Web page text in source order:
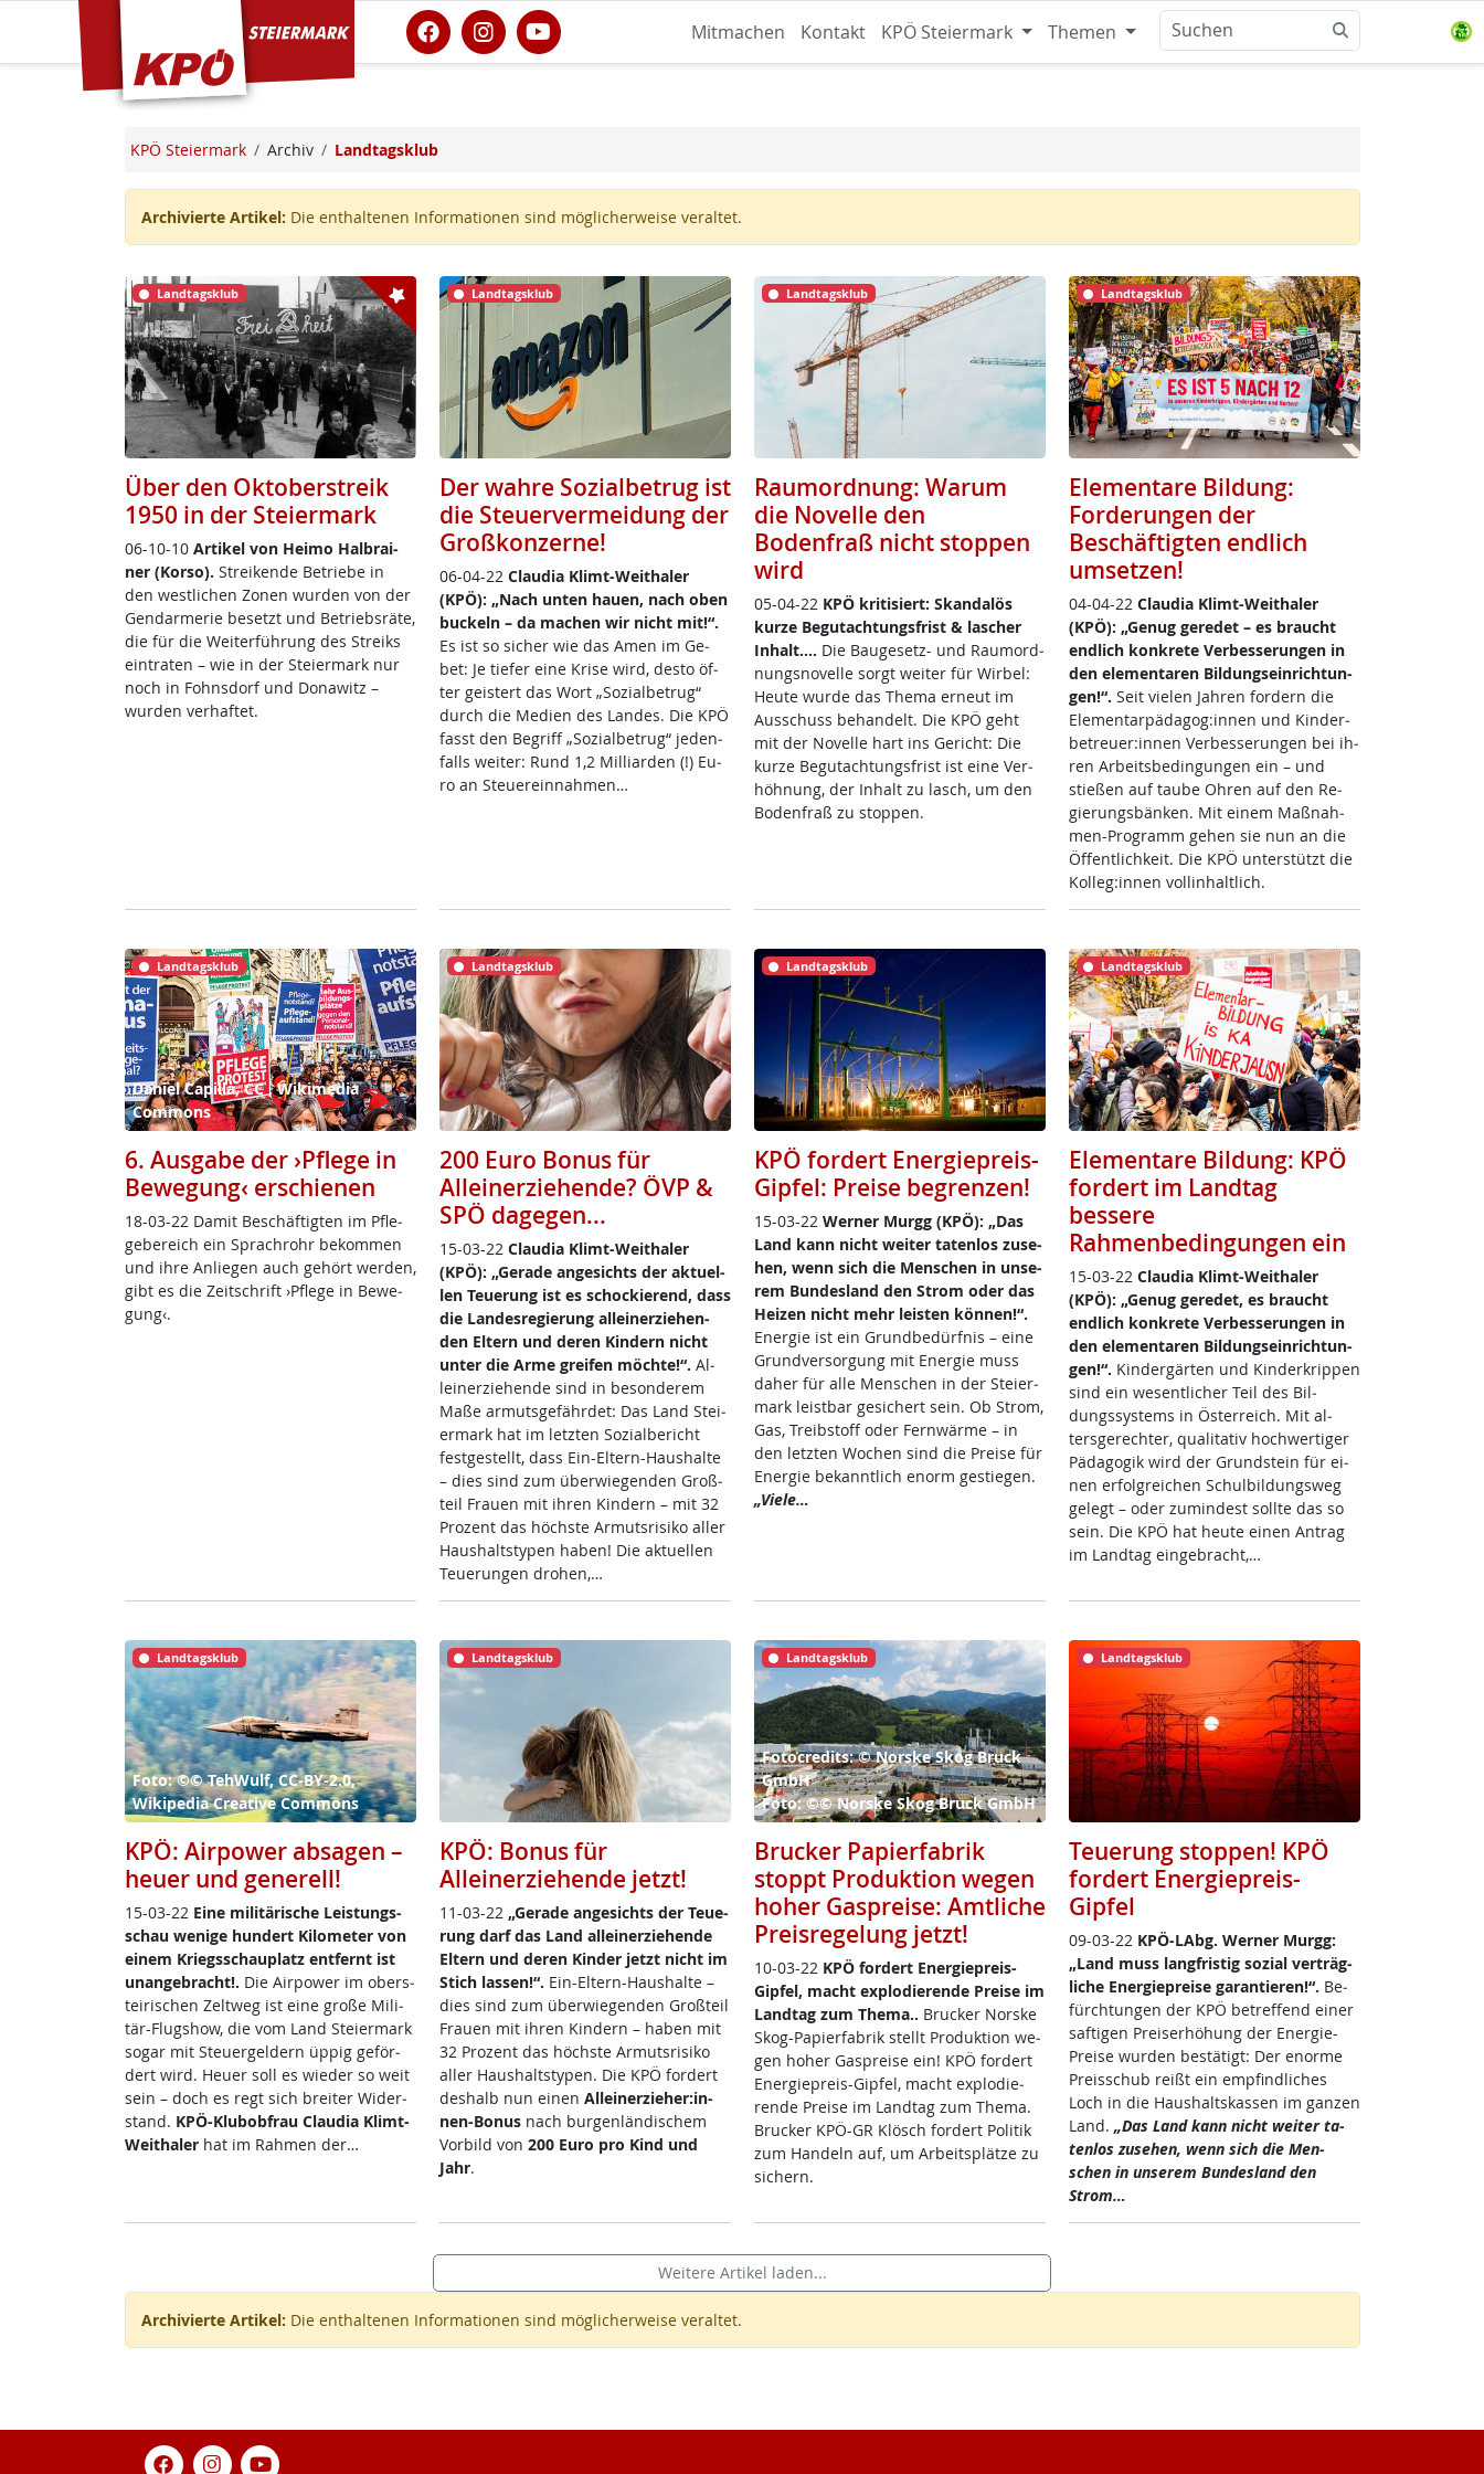
KPÖ Steiermark Mitmachen Kontakt KPÖ Steiermark Themen
KPÖ Steiermark Archiv Landtagsklub
Archivierte Artikel: Die enthaltenen Informationen sind möglicherweise veraltet.
Landtagsklub
Über den Oktoberstreik
1950 in der Steiermark
06-10-10 Ar­ti­kel von Hei­mo Hal­brai­
ner (Kor­so). St­rei­ken­de Be­trie­be in
den west­li­chen Zo­nen wur­den von der
Gen­dar­me­rie be­setzt und Be­triebs­rä­te,
die für die Wei­ter­füh­rung des St­reiks
ein­t­ra­ten – wie in der Stei­er­mark nur
noch in Fohns­dorf und Do­na­witz –
wur­den ver­haf­tet.
Landtagsklub
Der wahre Sozialbetrug ist
die Steuervermeidung der
Großkonzerne!
06-04-22 Clau­dia Klimt-Weitha­ler
(KPÖ): „Nach un­ten hau­en, nach oben
bu­ckeln – da ma­chen wir nicht mit!“.
Es ist so si­cher wie das Amen im Ge­
bet: Je tie­fer ei­ne Kri­se wird, des­to öf­
ter geis­tert das Wort „So­zial­be­tru­g“
durch die Me­di­en des Lan­des. Die KPÖ
fasst den Be­griff „So­zial­be­tru­g“ je­den­
falls wei­ter: Rund 1,2 Mil­li­ar­den (!) Eu­
ro an Steuer­ein­nah­men…
Landtagsklub
Raumordnung: Warum
die Novelle den
Bodenfraß nicht stoppen
wird
05-04-22 KPÖ kri­ti­siert: Skan­da­lös
kur­ze Be­gu­t­ach­tungs­frist & la­scher
In­halt.... Die Bau­ge­setz- und Rau­m­ord­
nungs­no­vel­le sorgt wei­ter für Wir­bel:
Heu­te wur­de das The­ma er­neut im
Aus­schuss be­han­delt. Die KPÖ geht
mit der No­vel­le hart ins Ge­richt: Die
kur­ze Be­gu­t­ach­tungs­frist ist ei­ne Ver­
höh­nung, der In­halt zu lasch, um den
Bo­den­fraß zu stop­pen.
Landtagsklub
Elementare Bildung:
Forderungen der
Beschäftigten endlich
umsetzen!
04-04-22 Clau­dia Klimt-Weitha­ler
(KPÖ): „Ge­nug ge­re­det – es braucht
end­lich kon­k­re­te Ver­bes­se­run­gen in
den ele­men­ta­ren Bil­dung­s­ein­rich­tun­
gen!“. Seit vie­len Jah­ren for­dern die
Ele­men­tar­päda­gog:in­nen und Kin­der­
be­t­reu­er:in­nen Ver­bes­se­run­gen bei ih­
ren Ar­beits­be­din­gun­gen ein – und
stie­ßen auf tau­be Oh­ren auf den Re­
gie­rungs­bän­k­en. Mit ei­nem Maß­nah­
men-Pro­gramm ge­hen sie nun an die
Öf­f­ent­lich­keit. Die KPÖ un­ter­stützt die
Kol­leg:in­nen voll­in­halt­lich.
Landtagsklub
Daniel Capilla, CC , Wikimedia
Commons
6. Ausgabe der ›Pflege in
Bewegung‹ erschienen
18-03-22 Da­mit Be­schäf­tig­ten im Pf­le­
ge­be­reich ein Sprach­rohr be­kom­men
und ih­re An­lie­gen auch ge­hört wer­den,
gibt es die Zeit­schrift ›Pf­le­ge in Be­we­
gung‹.
Landtagsklub
200 Euro Bonus für
Alleinerziehende? ÖVP &
SPÖ dagegen...
15-03-22 Clau­dia Klimt-Weitha­ler
(KPÖ): „Ge­ra­de an­ge­sichts der ak­tu­el­
len Teue­rung ist es scho­ckie­rend, dass
die Lan­des­re­gie­rung al­lein­er­zie­hen­
den El­tern und de­ren Kin­dern nicht
un­ter die Ar­me grei­fen möch­te!“. Al­
lein­er­zie­hen­de sind in be­son­de­rem
Ma­ße ar­muts­ge­fähr­det: Das Land Stei­
er­mark hat im letz­ten So­zial­be­richt
fest­ge­s­tellt, dass Ein-El­tern-Haus­hal­te
– dies sind zum über­wie­gen­den Groß­
teil Frau­en mit ih­ren Kin­dern – mit 32
Pro­zent das höchs­te Ar­muts­ri­si­ko al­ler
Haus­halt­s­ty­pen ha­ben! Die ak­tu­el­len
Teue­run­gen dro­hen,…
Landtagsklub
KPÖ fordert Energiepreis-
Gipfel: Preise begrenzen!
15-03-22 Wer­ner Murgg (KPÖ): „Das
Land kann nicht wei­ter ta­ten­los zu­se­
hen, wenn sich die Men­schen in un­se­
rem Bun­des­land den Strom oder das
Hei­zen nicht mehr leis­ten kön­nen!“.
En­er­gie ist ein Grund­be­dürf­nis – ei­ne
Grund­ver­sor­gung mit En­er­gie muss
da­her für al­le Men­schen in der Stei­er­
mark leist­bar ge­si­chert sein. Ob Strom,
Gas, Treib­stoff oder Fern­wär­me – in
den letz­ten Wo­chen sind die Prei­se für
En­er­gie be­kannt­lich enorm ge­s­tie­gen.
„Vie­le…
Landtagsklub
Elementare Bildung: KPÖ
fordert im Landtag
bessere
Rahmenbedingungen ein
15-03-22 Clau­dia Klimt-Weitha­ler
(KPÖ): „Ge­nug ge­re­det, es braucht
end­lich kon­k­re­te Ver­bes­se­run­gen in
den ele­men­ta­ren Bil­dung­s­ein­rich­tun­
gen!“. Kin­der­gär­ten und Kin­derkrip­pen
sind ein we­sent­li­cher Teil des Bil­
dungs­sys­tems in Ös­t­er­reich. Mit al­
ters­ge­rech­ter, qua­li­ta­tiv hoch­wer­ti­ger
Päda­go­gik wird der Grund­stein für ei­
nen er­folg­rei­chen Schul­bil­dungs­weg
ge­legt – oder zu­min­dest soll­te das so
sein. Die KPÖ hat heu­te ei­nen An­trag
im Land­tag ein­ge­bracht,…
Landtagsklub
Foto: ©© TehWulf, CC-BY-2.0,
Wikipedia Creative Commons
KPÖ: Airpower absagen –
heuer und generell!
15-03-22 Ei­ne mi­li­täri­sche Leis­tungs­
schau we­ni­ge hun­dert Ki­lo­me­ter von
ei­nem Kriegs­schau­platz ent­fernt ist
un­an­ge­bracht!. Die Air­po­wer im ober­s­
tei­ri­schen Zelt­weg ist ei­ne gro­ße Mi­li­
tär-Flug­show, die vom Land Stei­er­mark
so­gar mit Steu­er­gel­dern üp­pig ge­för­
dert wird. Heu­er soll es wie­der so weit
sein – doch es regt sich brei­ter Wi­der­
stand. KPÖ-Klu­b­ob­frau Clau­dia Klimt-
Weitha­ler hat im Rah­men der…
Landtagsklub
KPÖ: Bonus für
Alleinerziehende jetzt!
11-03-22 „Ge­ra­de an­ge­sichts der Teue­
rung darf das Land al­lein­er­zie­hen­de
El­tern und de­ren Kin­der jetzt nicht im
Stich las­sen!“. Ein-El­tern-Haus­hal­te –
dies sind zum über­wie­gen­den Groß­teil
Frau­en mit ih­ren Kin­dern – ha­ben mit
32 Pro­zent das höchs­te Ar­muts­ri­si­ko
al­ler Haus­halt­s­ty­pen. Die KPÖ for­dert
des­halb nun ei­nen Al­lein­er­zie­her:in­
nen-Bo­nusnach bur­gen­län­di­schem
Vor­bild von 200 Eu­ro pro Kind und
Jahr.
Landtagsklub
Fotocredits: © Norske Skog Bruck
GmbH
Foto: ©© Norske Skog Bruck GmbH
Brucker Papierfabrik
stoppt Produktion wegen
hoher Gaspreise: Amtliche
Preisregelung jetzt!
10-03-22 KPÖ for­dert En­er­gie­preis-
Gip­fel, macht ex­p­lo­die­ren­de Prei­se im
Land­tag zum The­ma.. Bru­cker Nors­ke
Skog-Pa­pier­fa­brik stellt Pro­duk­ti­on we­
gen ho­her Ga­s­p­rei­se ein! KPÖ for­dert
En­er­gie­preis-Gip­fel, macht ex­p­lo­die­
ren­de Prei­se im Land­tag zum The­ma.
Bru­cker KPÖ-GR Klösch for­dert Po­li­tik
zum Han­deln auf, um Ar­beits­plät­ze zu
si­chern.
Landtagsklub
Teuerung stoppen! KPÖ
fordert Energiepreis-
Gipfel
09-03-22 KPÖ-LAbg. Wer­ner Murgg:
„Land muss lang­fris­tig so­zial ver­träg­
li­che En­er­gie­p­rei­se ga­ran­tie­ren!“. Be­
fürch­tun­gen der KPÖ be­tref­fend ei­ner
saf­ti­gen Preis­er­höh­ung der En­er­gie-
Prei­se wur­den be­stä­tigt: Der enor­me
Preis­schub reißt ein emp­find­li­ches
Loch in die Haus­halts­kas­sen im gan­zen
Land. „Das Land kann nicht wei­ter ta­
ten­los zu­se­hen, wenn sich die Men­
schen in un­se­rem Bun­des­land den
Strom…
Weitere Artikel laden...
Archivierte Artikel: Die enthaltenen Informationen sind möglicherweise veraltet.